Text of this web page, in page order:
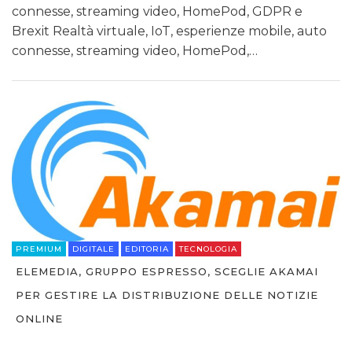
connesse, streaming video, HomePod, GDPR e
Brexit Realtà virtuale, IoT, esperienze mobile, auto
connesse, streaming video, HomePod,…
PREMIUM DIGITALE EDITORIA TECNOLOGIA
ELEMEDIA, GRUPPO ESPRESSO, SCEGLIE AKAMAI
PER GESTIRE LA DISTRIBUZIONE DELLE NOTIZIE
ONLINE